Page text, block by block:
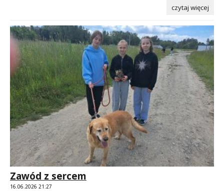
czytaj więcej
Zawód z sercem
16.06.2026 21:27